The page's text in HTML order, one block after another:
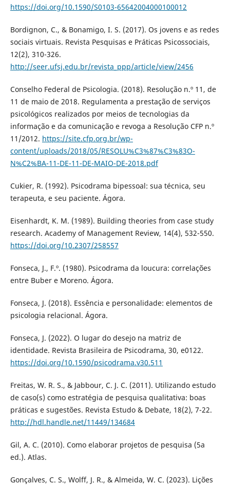
https://doi.org/10.1590/S0103-65642004000100012
Bordignon, C., & Bonamigo, I. S. (2017). Os jovens e as redes
sociais virtuais. Revista Pesquisas e Práticas Psicossociais,
12(2), 310-326.
http://seer.ufsj.edu.br/revista_ppp/article/view/2456
Conselho Federal de Psicologia. (2018). Resolução n.º 11, de
11 de maio de 2018. Regulamenta a prestação de serviços
psicológicos realizados por meios de tecnologias da
informação e da comunicação e revoga a Resolução CFP n.º
11/2012. https://site.cfp.org.br/wp-
content/uploads/2018/05/RESOLU%C3%87%C3%83O-
N%C2%BA-11-DE-11-DE-MAIO-DE-2018.pdf
Cukier, R. (1992). Psicodrama bipessoal: sua técnica, seu
terapeuta, e seu paciente. Ágora.
Eisenhardt, K. M. (1989). Building theories from case study
research. Academy of Management Review, 14(4), 532-550.
https://doi.org/10.2307/258557
Fonseca, J., F.º. (1980). Psicodrama da loucura: correlações
entre Buber e Moreno. Ágora.
Fonseca, J. (2018). Essência e personalidade: elementos de
psicologia relacional. Ágora.
Fonseca, J. (2022). O lugar do desejo na matriz de
identidade. Revista Brasileira de Psicodrama, 30, e0122.
https://doi.org/10.1590/psicodrama.v30.511
Freitas, W. R. S., & Jabbour, C. J. C. (2011). Utilizando estudo
de caso(s) como estratégia de pesquisa qualitativa: boas
práticas e sugestões. Revista Estudo & Debate, 18(2), 7-22.
http://hdl.handle.net/11449/134684
Gil, A. C. (2010). Como elaborar projetos de pesquisa (5a
ed.). Atlas.
Gonçalves, C. S., Wolff, J. R., & Almeida, W. C. (2023). Lições